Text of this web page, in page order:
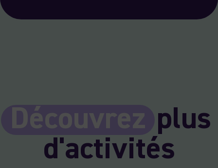
Découvrezplus
d'activités